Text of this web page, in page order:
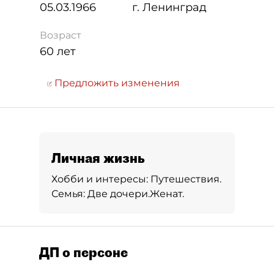
05.03.1966 г. Ленинград
Возраст
60 лет
Предложить изменения
Личная жизнь
Хобби и интересы: Путешествия.
Семья: Две дочери.Женат.
ДП о персоне